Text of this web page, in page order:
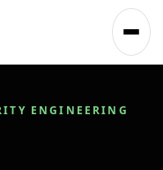
ENGINEERING